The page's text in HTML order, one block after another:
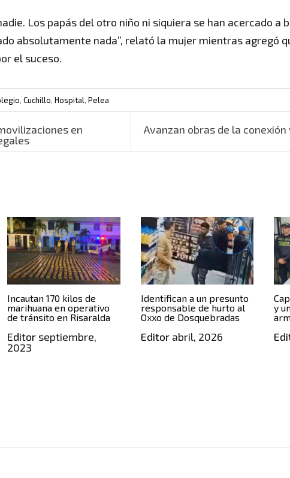
Los papás del otro niño ni siquiera se han acercado a
absolutamente nada”, relató la mujer mientras agregó
el suceso.
, Cuchillo, Hospital, Pelea
en
Avanzan obras de la
Incautan 170 kilos de
marihuana en operativo
de tránsito en Risaralda
Editor septiembre,
2023
Identifican a un presunto
responsable de hurto al
Oxxo de Dosquebradas
Editorabril, 2026
y